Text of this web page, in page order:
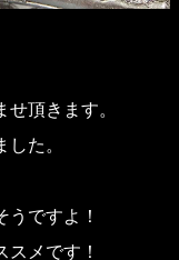
頂きます。
た。
ですよ！
メです！